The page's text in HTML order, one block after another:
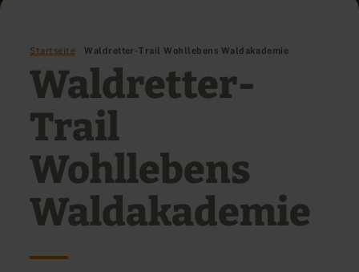
Startseite Waldretter-Trail Wohllebens Waldakademie
Waldretter-
Trail
Wohllebens
Waldakademie